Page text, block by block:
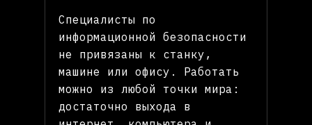
Специалисты по
информационной безопасности
не привязаны к станку,
машине или офису. Работать
можно из любой точки мира:
достаточно выхода в